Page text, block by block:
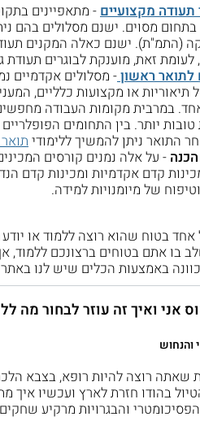
תעודה מקצועיים- מתאפיינים
בתחום מסוים. ישנם מסלולים בהם
(התמ"ת). ישנם כאלה המקנים
לעומת זאת, מוענקת לבוגרים
לתואר ראשון- מסלולים אקדמיים
תיאוריות או מקצועות כלליים,
במרבית מקומות העבודה
יותר. בין התחומים
התואר ניתן להמשיך ללימודי
- על אלה נמנים קורסים
קדם אקדמיות ומכינות קדם
של מיומנויות למידה.
בטוח שהוא רוצה ללמוד או יודע
בו אתם בטוחים ברצונכם ללמוד,
באמצעות הכלים שיש לנו
אני ואיך זה עוזר לבחור מה
והנחוש
שאתה רוצה להיות רופא, בצבא
בהודו חזרת לארץ ועכשיו איך
והבגרויות מרקיע